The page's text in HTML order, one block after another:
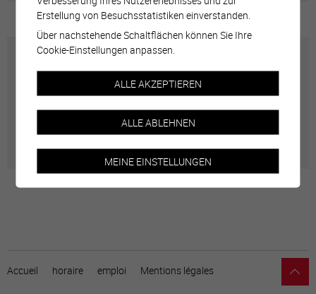
Carte interactive
Géolocalisation de tous les points d'intérêt de la Ville
Accueil horaire emploi Mentions légales
Erstellung von Besuchsstatistiken einverstanden.
Über nachstehende Schaltflächen können Sie Ihre
Cookie-Einstellungen anpassen.
ALLE AKZEPTIEREN
ALLE ABLEHNEN
MEINE EINSTELLUNGEN